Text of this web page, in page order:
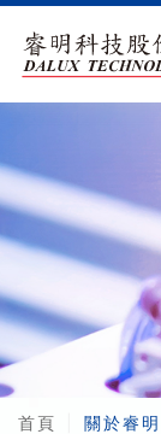
首頁 關於睿明